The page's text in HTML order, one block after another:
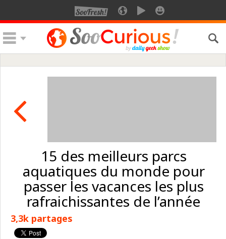
15 des meilleurs parcs
aquatiques du monde pour
passer les vacances les plus
rafraichissantes de l’année
3,3k partages